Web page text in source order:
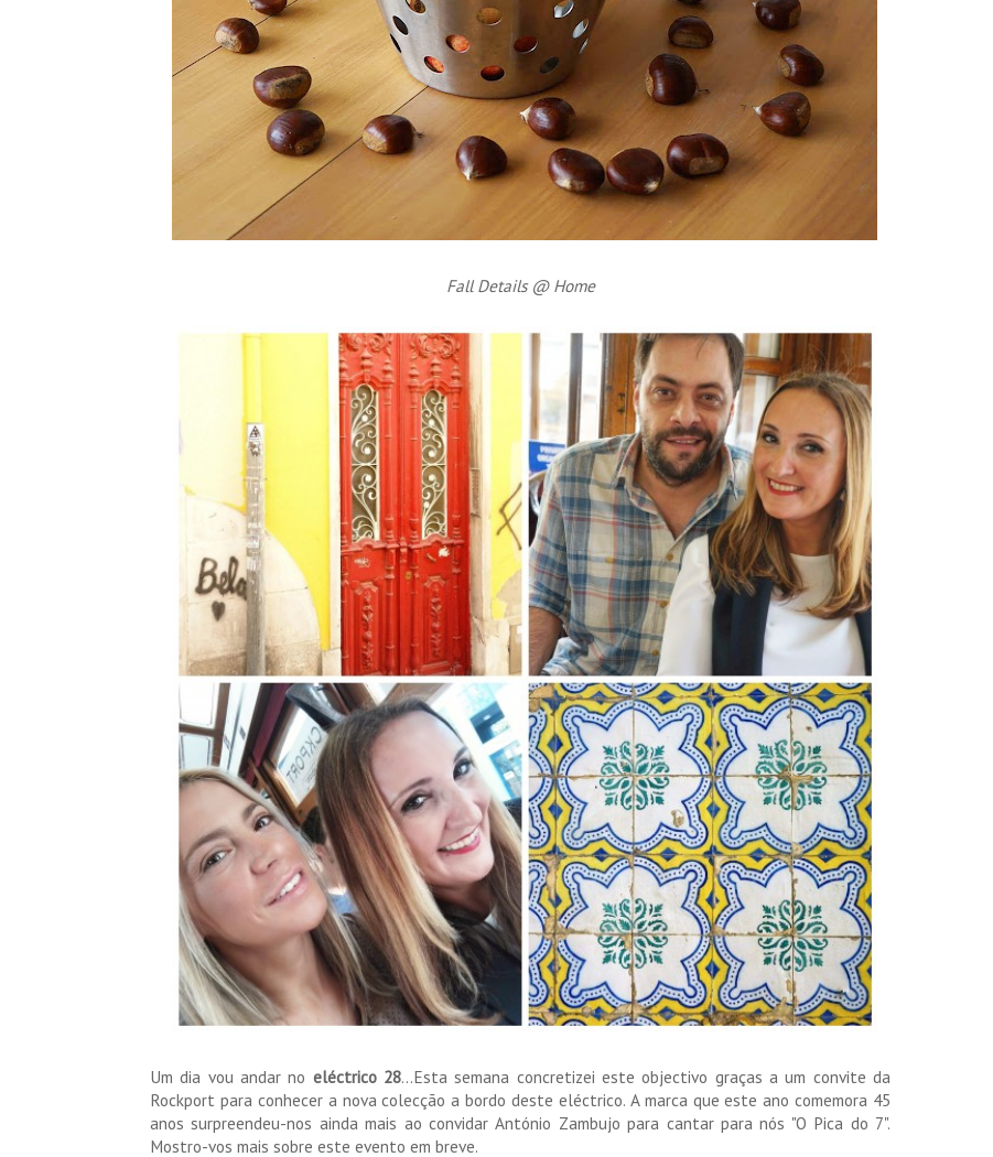
Fall Details @ Home
Um dia vou andar no eléctrico 28...Esta semana concretizei este objectivo graças a um convite da
Rockport para conhecer a nova colecção a bordo deste eléctrico. A marca que este ano comemora 45
anos surpreendeu-nos ainda mais ao convidar António Zambujo para cantar para nós "O Pica do 7".
Mostro-vos mais sobre este evento em breve.